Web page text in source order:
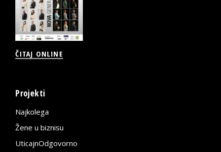
ČITAJ ONLINE
Projekti
Najkolega
Žene u biznisu
UticajnOdgovorno